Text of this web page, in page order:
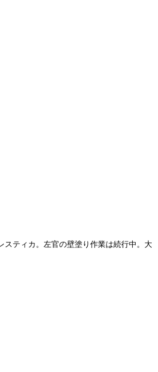
ティカ。左官の壁塗り作業は続行中。大